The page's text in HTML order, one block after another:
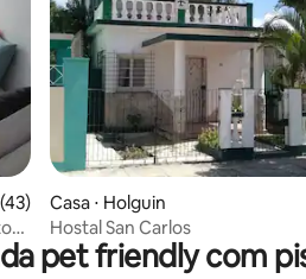
uma avaliação média de 5, 43
Casa ⋅ Holguin
Hostal San Carlos
pet friendly com